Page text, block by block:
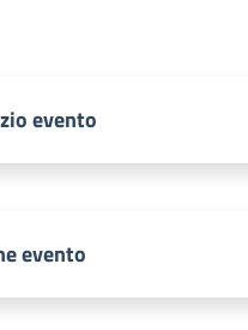
evento
evento